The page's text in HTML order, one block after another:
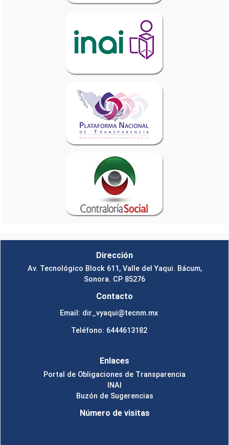
Dirección
Av. Tecnológico Block 611, Valle del Yaqui. Bácum,
Sonora. CP 85276
Contacto
Email: dir_vyaqui@tecnm.mx
Teléfono: 6444613182
Enlaces
Portal de Obligaciones de Transparencia
INAI
Buzón de Sugerencias
Número de visitas